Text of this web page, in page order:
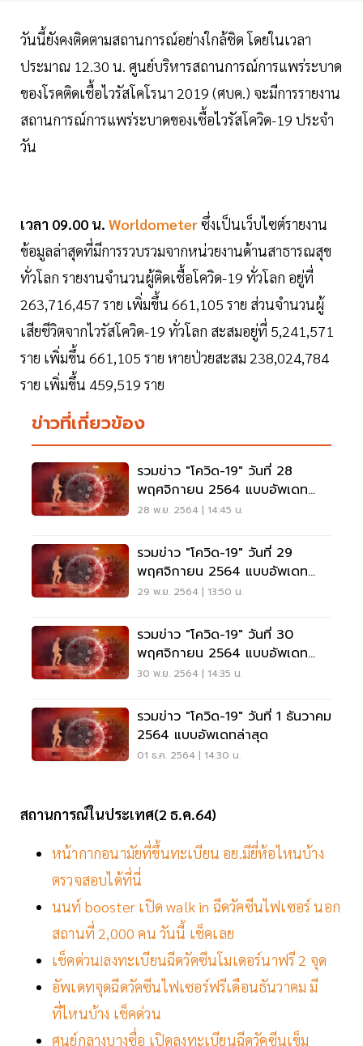
วันนี้ยังคงติดตามสถานการณ์อย่างใกล้ชิด โดยในเวลา
ประมาณ 12.30 น. ศูนย์บริหารสถานการณ์การแพร่ระบาด
ของโรคติดเชื้อไวรัสโคโรนา 2019 (ศบค.) จะมีการรายงาน
สถานการณ์การแพร่ระบาดของเชื้อไวรัสโควิด-19 ประจำ
วัน
เวลา 09.00 น. Worldometerซึ่งเป็นเว็บไซต์รายงาน
ข้อมูลล่าสุดที่มีการรวบรวมจากหน่วยงานด้านสาธารณสุข
ทั่วโลก รายงานจำนวนผู้ติดเชื้อโควิด-19 ทั่วโลก อยู่ที่
263,716,457 ราย เพิ่มขึ้น 661,105 ราย ส่วนจำนวนผู้
เสียชีวิตจากไวรัสโควิด-19 ทั่วโลก สะสมอยู่ที่ 5,241,571
ราย เพิ่มขึ้น 661,105 ราย หายป่วยสะสม 238,024,784
ราย เพิ่มขึ้น 459,519 ราย
ข่าวที่เกี่ยวข้อง
รวมข่าว "โควิด-19" วันที่ 28
พฤศจิกายน 2564 แบบอัพเดท
ล่าสุด
28 พ.ย. 2564 | 14:45 น.
รวมข่าว "โควิด-19" วันที่ 29
พฤศจิกายน 2564 แบบอัพเดท
ล่าสุด
29 พ.ย. 2564 | 13:50 น.
รวมข่าว "โควิด-19" วันที่ 30
พฤศจิกายน 2564 แบบอัพเดท
ล่าสุด
30 พ.ย. 2564 | 14:35 น.
รวมข่าว "โควิด-19" วันที่ 1 ธันวาคม
2564 แบบอัพเดทล่าสุด
01 ธ.ค. 2564 | 14:30 น.
สถานการณ์ในประเทศ(2 ธ.ค.64)
หน้ากากอนามัยที่ขึ้นทะเบียน อย.มียี่ห้อไหนบ้าง
ตรวจสอบได้ที่นี่
นนท์ booster เปิด walk in ฉีดวัคซีนไฟเซอร์ นอก
สถานที่ 2,000 คน วันนี้ เช็คเลย
เช็คด่วน!ลงทะเบียนฉีดวัคซีนโมเดอร์นาฟรี 2 จุด
อัพเดทจุดฉีดวัคซีนไฟเซอร์ฟรีเดือนธันวาคม มี
ที่ไหนบ้าง เช็คด่วน
ศูนย์กลางบางซื่อ เปิดลงทะเบียนฉีดวัคซีนเข็ม